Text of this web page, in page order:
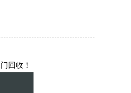
回收！